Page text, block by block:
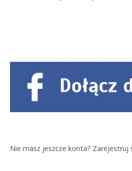
Nie masz jeszcze konta? Zarejestruj